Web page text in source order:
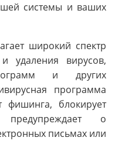
системы и ваших
широкий спектр
удаления вирусов,
и других
программа
фишинга, блокирует
о
письмах или